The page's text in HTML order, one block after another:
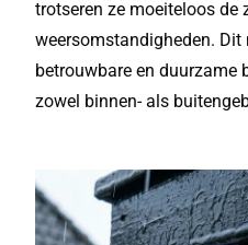
trotseren ze moeiteloos de
weersomstandigheden.
betrouwbare en
zowel binnen- als